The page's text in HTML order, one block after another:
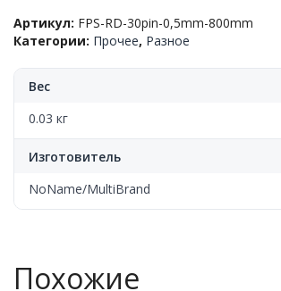
универсальный
FPC,
реверсивный/L800mm,
Артикул: FPS-RD-30pin-0,5mm-800mm
Категории: Прочее, Разное
Вес
0.03 кг
Изготовитель
NoName/MultiBrand
Похожие